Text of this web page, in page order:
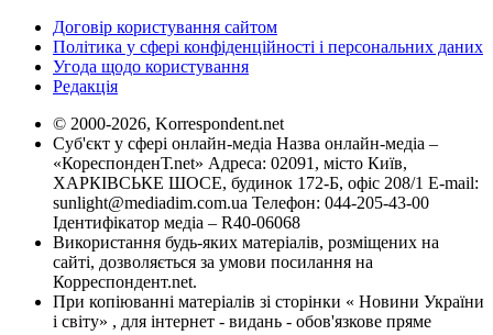
Договір користування сайтом
Політика у сфері конфіденційності і персональних даних
Угода щодо користування
Редакція
© 2000-2026, Korrespondent.net
Суб'єкт у сфері онлайн-медіа Назва онлайн-медіа –
«КореспонденТ.net» Адреса: 02091, місто Київ,
ХАРКІВСЬКЕ ШОСЕ, будинок 172-Б, офіс 208/1 E-mail:
sunlight@mediadim.com.ua Телефон: 044-205-43-00
Ідентифікатор медіа – R40-06068
Використання будь-яких матеріалів, розміщених на
сайті, дозволяється за умови посилання на
Корреспондент.net.
При копіюванні матеріалів зі сторінки « Новини України
і світу» , для інтернет - видань - обов'язкове пряме